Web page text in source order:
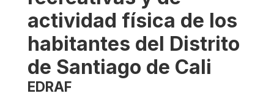
actividad física de los
habitantes del Distrito
de Santiago de Cali
EDRAF